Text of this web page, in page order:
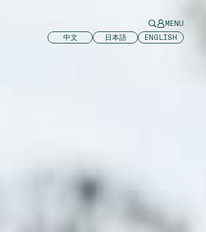
MENU
中文
日本語 ENGLISH